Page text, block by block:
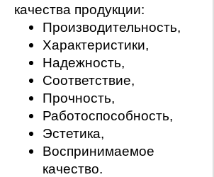
качества продукции:
Производительность,
Характеристики,
Надежность,
Соответствие,
Прочность,
Работоспособность,
Эстетика,
Воспринимаемое
качество.